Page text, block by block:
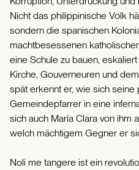
Nicht das philippinische Volk
sondern die spanischen
machtbesessenen
eine Schule zu bauen,
Kirche, Gouverneuren und
spät erkennt er, wie sich seine
Gemeindepfarrer in eine
sich auch María Clara von ihm
welch mächtigem Gegner er
Noli me tangere ist ein